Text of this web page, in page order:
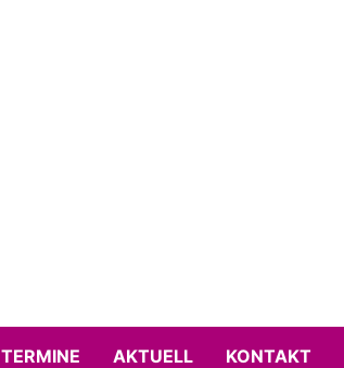
TERMINE AKTUELL KONTAKT